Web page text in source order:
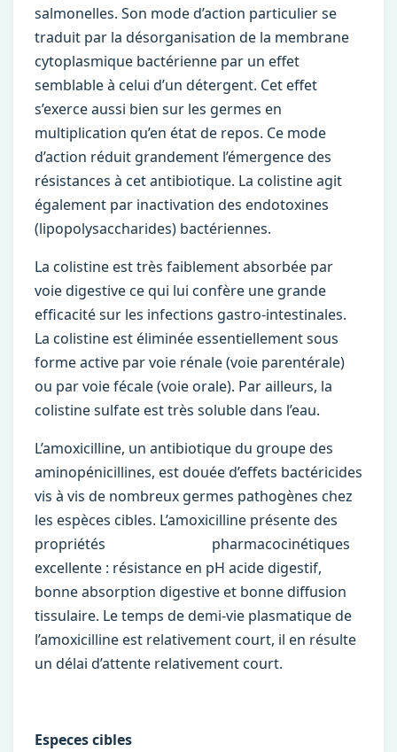
salmonelles. Son mode d’action particulier se
traduit par la désorganisation de la membrane
cytoplasmique bactérienne par un effet
semblable à celui d’un détergent. Cet effet
s’exerce aussi bien sur les germes en
multiplication qu’en état de repos. Ce mode
d’action réduit grandement l’émergence des
résistances à cet antibiotique. La colistine agit
également par inactivation des endotoxines
(lipopolysaccharides) bactériennes.
La colistine est très faiblement absorbée par
voie digestive ce qui lui confère une grande
efﬁcacité sur les infections gastro-intestinales.
La colistine est éliminée essentiellement sous
forme active par voie rénale (voie parentérale)
ou par voie fécale (voie orale). Par ailleurs, la
colistine sulfate est très soluble dans l’eau.
L’amoxicilline, un antibiotique du groupe des
aminopénicillines, est douée d’effets bactéricides
vis à vis de nombreux germes pathogènes chez
les espèces cibles. L’amoxicilline présente des
propriétés pharmacocinétiques
excellente : résistance en pH acide digestif,
bonne absorption digestive et bonne diffusion
tissulaire. Le temps de demi-vie plasmatique de
l’amoxicilline est relativement court, il en résulte
un délai d’attente relativement court.
Especes cibles